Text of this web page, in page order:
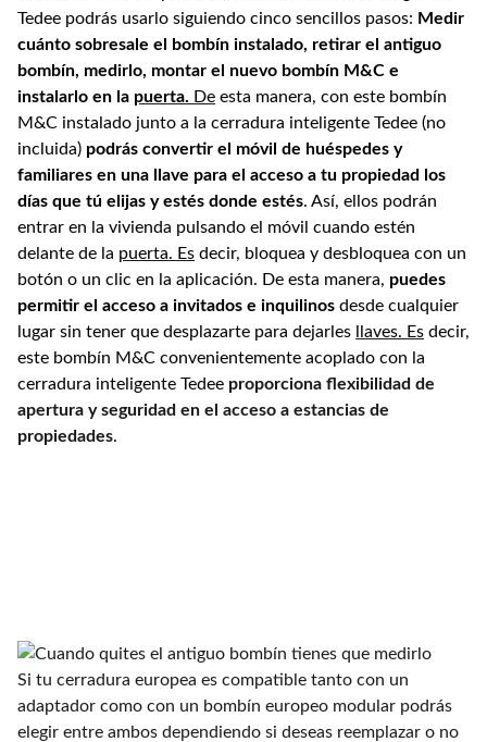
Tedee podrás usarlo siguiendo cinco sencillos pasos: Medir
cuánto sobresale el bombín instalado, retirar el antiguo
bombín, medirlo, montar el nuevo bombín M&C e
instalarlo en la puerta. De esta manera, con este bombín
M&C instalado junto a la cerradura inteligente Tedee (no
incluida) podrás convertir el móvil de huéspedes y
familiares en una llave para el acceso a tu propiedad los
días que tú elijas y estés donde estés. Así, ellos podrán
entrar en la vivienda pulsando el móvil cuando estén
delante de la puerta. Es decir, bloquea y desbloquea con un
botón o un clic en la aplicación. De esta manera, puedes
permitir el acceso a invitados e inquilinos desde cualquier
lugar sin tener que desplazarte para dejarles
llaves. Es decir,
este bombín M&C convenientemente acoplado con la
cerradura inteligente Tedee proporciona flexibilidad de
apertura y seguridad en el acceso a estancias de
propiedades.
Si tu cerradura europea es compatible tanto con un
adaptador como con un bombín europeo modular podrás
elegir entre ambos dependiendo si deseas reemplazar o no